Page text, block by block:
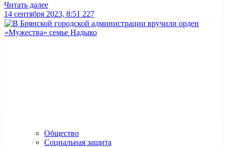
Читать далее
14 сентября 2023, 8:51 227
Общество
Социальная защита